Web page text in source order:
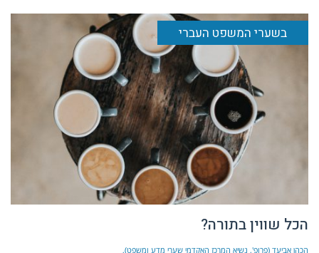
בשערי המשפט העברי
הכל שווין בתורה?
הכהן אביעד (פרופ', נשיא המרכז האקדמי שערי מדע ומשפט)